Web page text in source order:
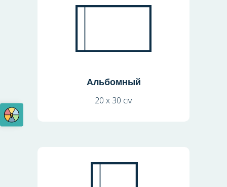
20 х 30 см
Альбомный